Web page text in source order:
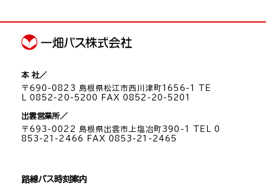
本 社／
〒690-0823 島根県松江市西川津町1656-1 TE
L 0852-20-5200 FAX 0852-20-5201
出雲営業所／
〒693-0022 島根県出雲市上塩冶町390-1 TEL 0
853-21-2466 FAX 0853-21-2465
路線バス時刻案内